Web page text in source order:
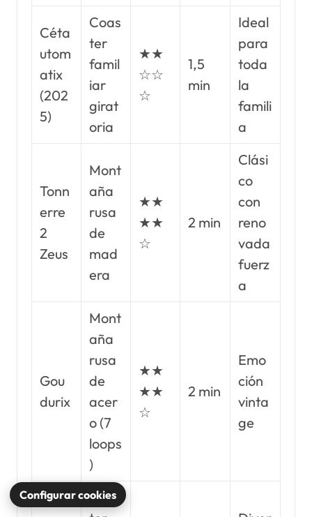
Céta
utom
atix
(202
5)
Coas
ter
famil
iar
girat
oria
★★
☆☆
☆
1,5
min
Ideal
para
toda
la
famili
a
Tonn
erre
2
Zeus
Mont
aña
rusa
de
mad
era
★★
★★
☆
2 min
Clási
co
con
reno
vada
fuerz
a
Gou
durix
Mont
aña
rusa
de
acer
o (7
loops
)
★★
★★
☆
2 min
Emo
ción
vinta
ge
Coas
Configurar cookies